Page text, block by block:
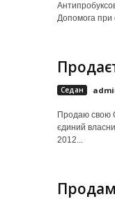
Допомога при
Седан
Продаю свою
єдиний
2012...